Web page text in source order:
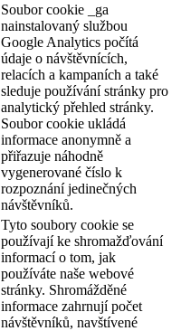
Soubor cookie _ga
nainstalovaný službou
Google Analytics počítá
údaje o návštěvnících,
relacích a kampaních a také
sleduje používání stránky pro
analytický přehled stránky.
Soubor cookie ukládá
informace anonymně a
přiřazuje náhodně
vygenerované číslo k
rozpoznání jedinečných
návštěvníků.
Tyto soubory cookie se
používají ke shromažďování
informací o tom, jak
používáte naše webové
stránky. Shromážděné
informace zahrnují počet
návštěvníků, navštívené